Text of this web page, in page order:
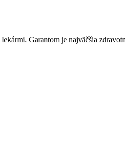
Garantom je najväčšia